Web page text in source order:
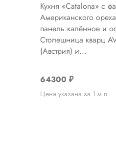
Кухня «Catalona» с
Американского
панель калённое и
Столешница кварц
(Австрия) и...
64300₽
Цена указана за 1 м.п.